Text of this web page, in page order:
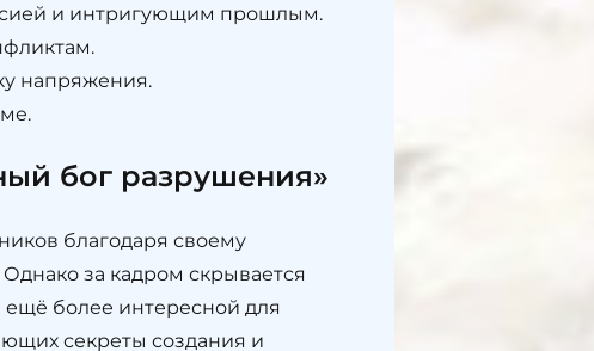
и интригующим прошлым.
напряжения.
бог разрушения»
благодаря своему
за кадром скрывается
более интересной для
секреты создания и